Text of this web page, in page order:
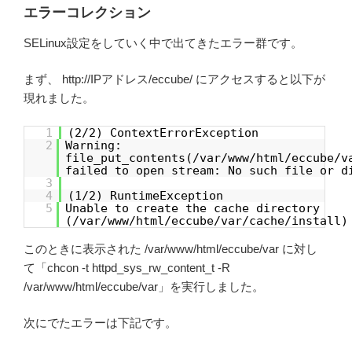
エラーコレクション
SELinux設定をしていく中で出てきたエラー群です。
まず、 http://IPアドレス/eccube/ にアクセスすると以下が
現れました。
1
(2/2) ContextErrorException
2
Warning:
file_put_contents(/var/www/html/
failed to open stream: No such file or
3
4
(1/2) RuntimeException
5
Unable to create the cache directory
(/var/www/html/eccube/var/cache/install)
このときに表示された /var/www/html/eccube/var に対し
て「chcon -t httpd_sys_rw_content_t -R
/var/www/html/eccube/var」を実行しました。
次にでたエラーは下記です。